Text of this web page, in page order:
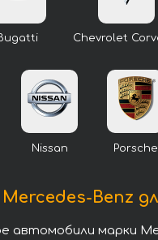
Chevrolet
Nissan Porsche
Benz
автомобили марки